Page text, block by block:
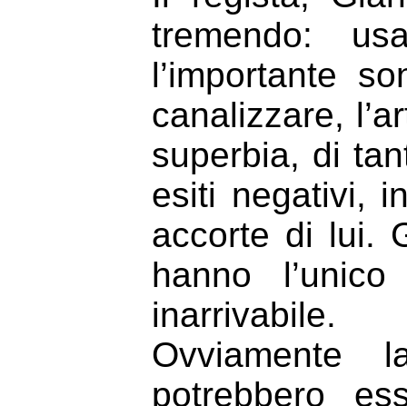
tremendo:
l’importante
canalizzare,
superbia, di
esiti negativi,
accorte di lui.
hanno
inarrivabile.
Ovviamente
potrebbero